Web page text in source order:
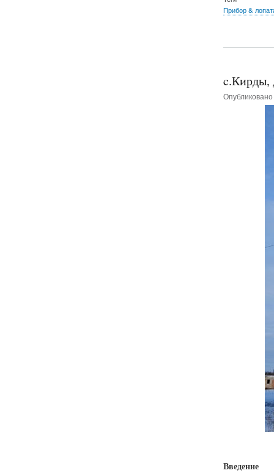
Прибор &
c.Кирды,
Опубликовано
Введение